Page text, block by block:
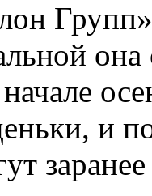
она
и